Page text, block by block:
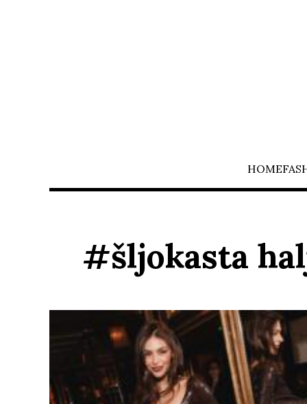
HOME
#šljokasta